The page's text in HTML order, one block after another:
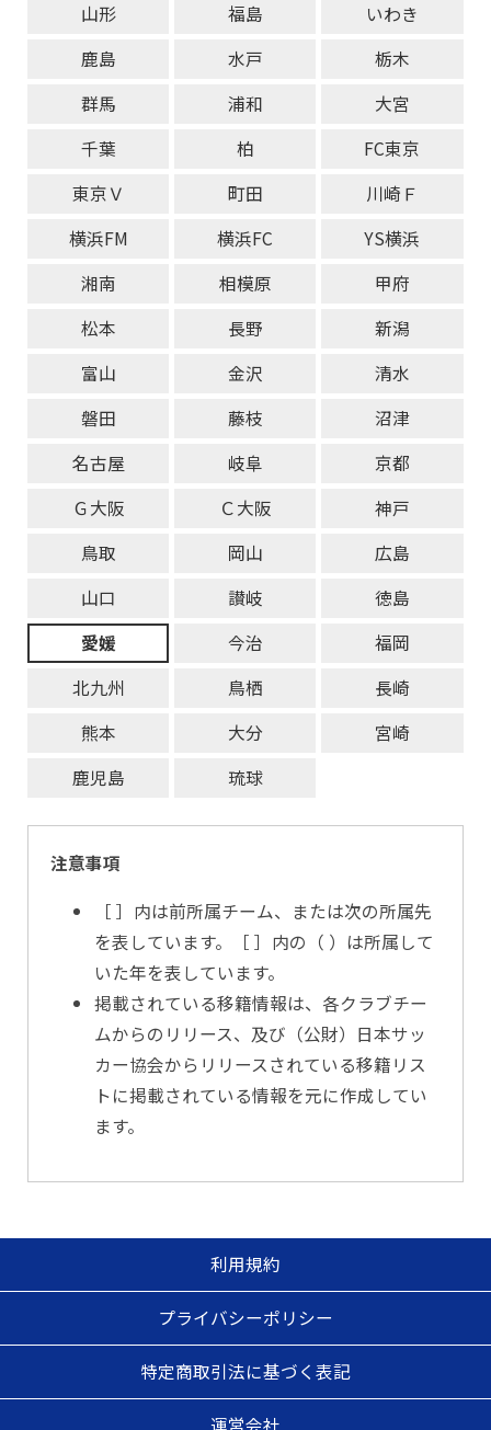
山形
福島
いわき
鹿島
水戸
栃木
群馬
浦和
大宮
千葉
柏
FC東京
東京Ｖ
町田
川崎Ｆ
横浜FM
横浜FC
YS横浜
湘南
相模原
甲府
松本
長野
新潟
富山
金沢
清水
磐田
藤枝
沼津
名古屋
岐阜
京都
Ｇ大阪
Ｃ大阪
神戸
鳥取
岡山
広島
山口
讃岐
徳島
愛媛
今治
福岡
北九州
鳥栖
長崎
熊本
大分
宮崎
鹿児島
琉球
注意事項
［ ］内は前所属チーム、または次の所属先
を表しています。［ ］内の（ ）は所属して
いた年を表しています。
掲載されている移籍情報は、各クラブチー
ムからのリリース、及び（公財）日本サッ
カー協会からリリースされている移籍リス
トに掲載されている情報を元に作成してい
ます。
利用規約
プライバシーポリシー
特定商取引法に基づく表記
運営会社